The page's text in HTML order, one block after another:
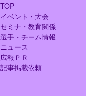
TOP
イベント・大会
セミナ・教育関係
選手・チーム情報
ニュース
広報ＰＲ
記事掲載依頼